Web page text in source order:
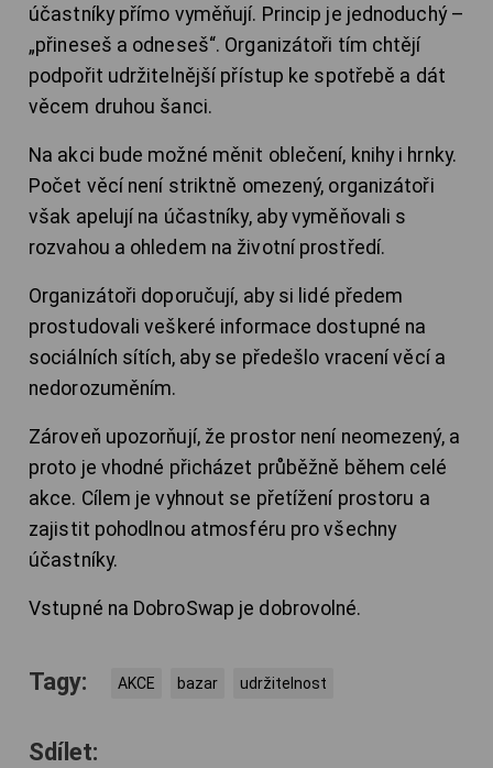
účastníky přímo vyměňují. Princip je jednoduchý –
„přineseš a odneseš“. Organizátoři tím chtějí
podpořit udržitelnější přístup ke spotřebě a dát
věcem druhou šanci.
Na akci bude možné měnit oblečení, knihy i hrnky.
Počet věcí není striktně omezený, organizátoři
však apelují na účastníky, aby vyměňovali s
rozvahou a ohledem na životní prostředí.
Organizátoři doporučují, aby si lidé předem
prostudovali veškeré informace dostupné na
sociálních sítích, aby se předešlo vracení věcí a
nedorozuměním.
Zároveň upozorňují, že prostor není neomezený, a
proto je vhodné přicházet průběžně během celé
akce. Cílem je vyhnout se přetížení prostoru a
zajistit pohodlnou atmosféru pro všechny
účastníky.
Vstupné na DobroSwap je dobrovolné.
Tagy: AKCE bazar udržitelnost
Sdílet: